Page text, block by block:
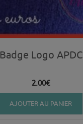
Badge Logo APDC
2.00€
AJOUTER AU PANIER